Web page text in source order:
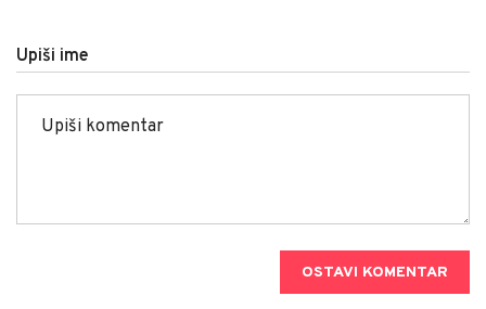
Upiši ime
OSTAVI KOMENTAR